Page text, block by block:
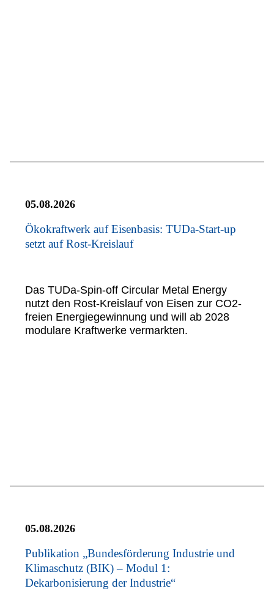
05.08.2026
Ökokraftwerk auf Eisenbasis: TUDa-Start-up
setzt auf Rost-Kreislauf
Das TUDa-Spin-off Circular Metal Energy
nutzt den Rost-Kreislauf von Eisen zur CO2-
freien Energiegewinnung und will ab 2028
modulare Kraftwerke vermarkten.
05.08.2026
Publikation „Bundesförderung Industrie und
Klimaschutz (BIK) – Modul 1:
Dekarbonisierung der Industrie“